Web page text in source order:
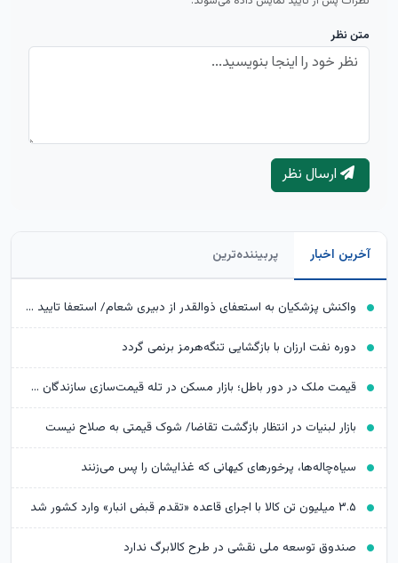
متن نظر
ارسال نظر
آخرین اخبار پربیننده‌ترین
واکنش پزشکیان به استعفای ذوالقدر از دبیری شعام/ استعفا تایید شد؟
دوره نفت ارزان با بازگشایی تنگه‌هرمز برنمی گردد
قیمت ملک در دور باطل؛ بازار مسکن در تله قیمت‌سازی سازندگان خرد
بازار لبنیات در انتظار بازگشت تقاضا/ شوک قیمتی به صلاح نیست
سیاه‌چاله‌ها، پرخورهای کیهانی که غذایشان را پس می‌زنند
۳.۵ میلیون تن کالا با اجرای قاعده «تقدم قبض انبار» وارد کشور شد
صندوق توسعه ملی نقشی در طرح کالابرگ ندارد